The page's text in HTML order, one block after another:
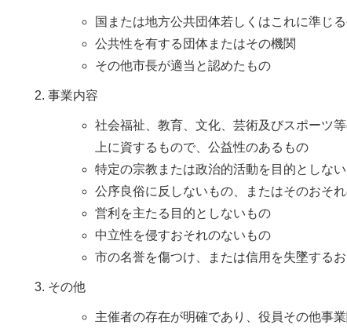
国または地方公共団体若しくはこれに準じ
公共性を有する団体またはその機関
その他市長が適当と認めたもの
事業内容
社会福祉、教育、文化、芸術及びスポーツ
上に資するもので、公益性のあるもの
特定の宗教または政治的活動を目的としな
公序良俗に反しないもの、またはそのおそ
営利を主たる目的としないもの
中立性を侵すおそれのないもの
市の名誉を傷つけ、または信用を失墜する
その他
主催者の存在が明確であり、役員その他事